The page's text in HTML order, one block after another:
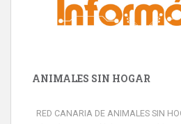
ANIMALES SIN HOGAR
RED CANARIA DE ANIMALES SIN